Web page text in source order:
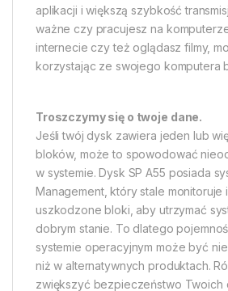
aplikacji i większą szybkość
ważne czy pracujesz na
internecie czy też oglądasz filmy,
korzystając ze swojego komputera
Troszczymy się o twoje dane.
Jeśli twój dysk zawiera jeden lub
bloków, może to spowodować
w systemie. Dysk SP A55 posiada
Management, który stale monitoruje
uszkodzone bloki, aby utrzymać
dobrym stanie. To dlatego
systemie operacyjnym może być
niż w alternatywnych produktach.
zwiększyć bezpieczeństwo Twoich